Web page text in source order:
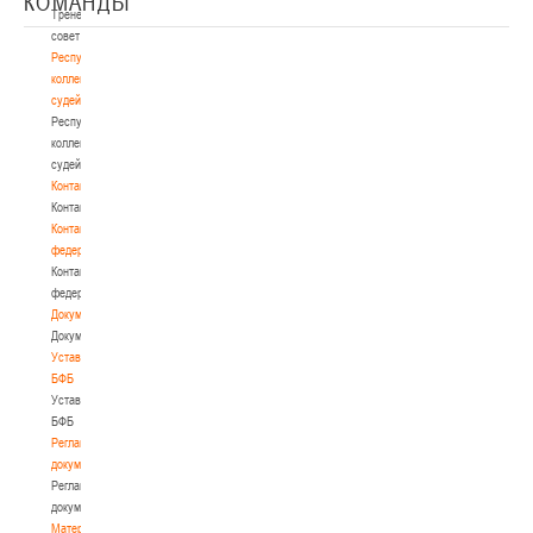
Тренерский
совет
Республиканская
коллегия
судей
Республиканская
коллегия
судей
Контакты
Контакты
Контакты
федерации
Контакты
федерации
Документы
Документы
Устав
БФБ
Устав
БФБ
Регламентирующие
документы
Регламентирующие
документы
Материалы